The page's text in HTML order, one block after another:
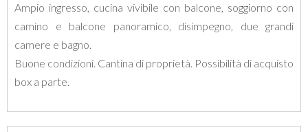
Ampio ingresso, cucina vivibile con balcone, soggiorno con
camino e balcone panoramico, disimpegno, due grandi
camere e bagno.
Buone condizioni. Cantina di proprietà. Possibilità di acquisto
box a parte.